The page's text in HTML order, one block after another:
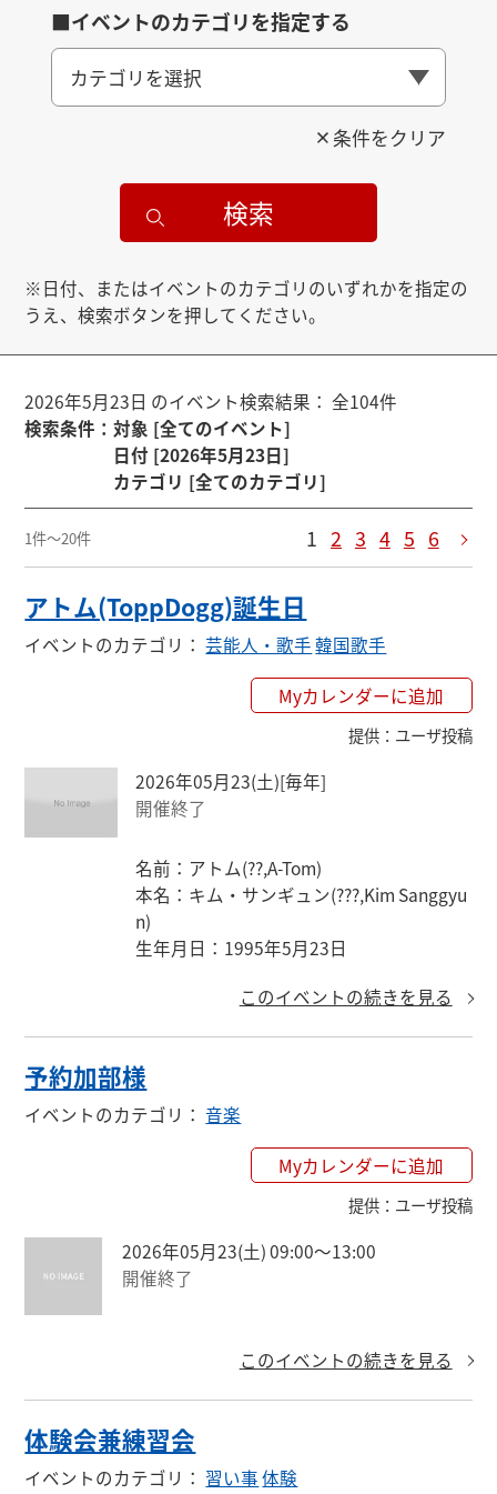
■イベントのカテゴリを指定する
カテゴリを選択
条件をクリア
検索
※日付、またはイベントのカテゴリのいずれかを指定の
うえ、検索ボタンを押してください。
2026年5月23日 のイベント検索結果： 全104件
検索条件 ：対象 [全てのイベント]
日付 [2026年5月23日]
カテゴリ [全てのカテゴリ]
1件～20件 1 2 3 4 5 6
アトム(ToppDogg)誕生日
イベントのカテゴリ ： 芸能人・歌手 韓国歌手
Myカレンダーに追加
提供： ユーザ投稿
2026年05月23(土)[毎年]
開催終了
名前：アトム(??,A-Tom)
本名：キム・サンギュン(???,Kim Sanggyu
n)
生年月日：1995年5月23日
このイベントの続きを見る
予約加部様
イベントのカテゴリ ： 音楽
Myカレンダーに追加
提供： ユーザ投稿
2026年05月23(土) 09:00〜13:00
開催終了
このイベントの続きを見る
体験会兼練習会
イベントのカテゴリ ： 習い事 体験